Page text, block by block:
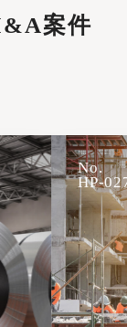
案件
No.
HP-027982606